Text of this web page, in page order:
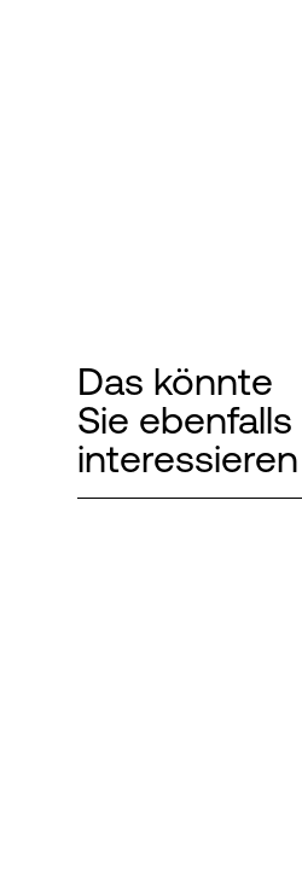
Das könnte
Sie ebenfalls
interessieren